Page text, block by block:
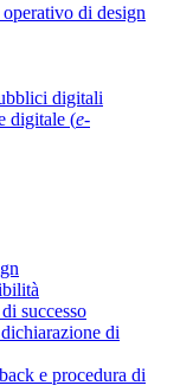
di design
digitali
digitale (e-
successo
di
e procedura di